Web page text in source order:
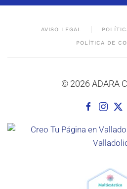
AVISO LEGAL
POLÍTICA DE
© 2026 ADARA